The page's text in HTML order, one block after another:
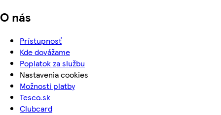
O nás
Prístupnosť
Kde dovážame
Poplatok za službu
Nastavenia cookies
Možnosti platby
Tesco.sk
Clubcard